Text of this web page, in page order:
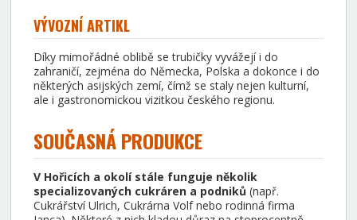
VÝVOZNÍ ARTIKL
Díky mimořádné oblibě se trubičky vyvážejí i do
zahraničí, zejména do Německa, Polska a dokonce i do
některých asijských zemí, čímž se staly nejen kulturní,
ale i gastronomickou vizitkou českého regionu.
SOUČASNÁ PRODUKCE
V Hořicích a okolí stále funguje několik
specializovaných cukráren a podniků (např.
Cukrářství Ulrich, Cukrárna Volf nebo rodinná firma